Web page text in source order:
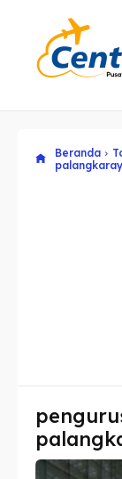
Imta
Legalisir
Imta
Legalisir
Beranda